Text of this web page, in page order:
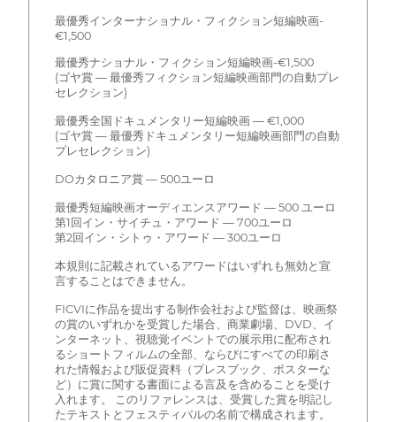
最優秀インターナショナル・フィクション短編映画-
€1,500
最優秀ナショナル・フィクション短編映画-€1,500
(ゴヤ賞 — 最優秀フィクション短編映画部門の自動プレ
セレクション)
最優秀全国ドキュメンタリー短編映画 — €1,000
(ゴヤ賞 — 最優秀ドキュメンタリー短編映画部門の自動
プレセレクション)
DOカタロニア賞 — 500ユーロ
最優秀短編映画オーディエンスアワード — 500 ユーロ
第1回イン・サイチュ・アワード — 700ユーロ
第2回イン・シトゥ・アワード — 300ユーロ
本規則に記載されているアワードはいずれも無効と宣
言することはできません。
FICVIに作品を提出する制作会社および監督は、映画祭
の賞のいずれかを受賞した場合、商業劇場、DVD、イ
ンターネット、視聴覚イベントでの展示用に配布され
るショートフィルムの全部、ならびにすべての印刷さ
れた情報および販促資料（プレスブック、ポスターな
ど）に賞に関する書面による言及を含めることを受け
入れます。 このリファレンスは、受賞した賞を明記し
たテキストとフェスティバルの名前で構成されます。